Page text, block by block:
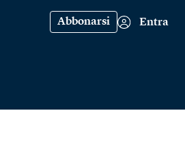
Abbonarsi Entra